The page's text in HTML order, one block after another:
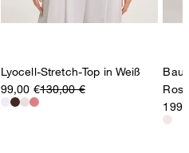
Lyocell-Stretch-Top in Weiß
99,00 €130,00 €
Rosé